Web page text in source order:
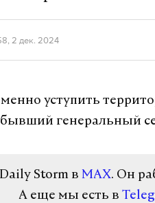
2 дек. 2024
уступить
генеральный
Storm в MAX. Он
А еще мы есть в